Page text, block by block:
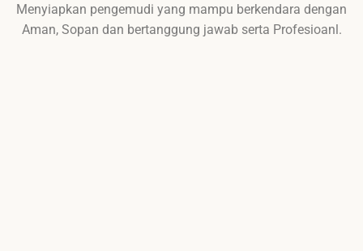
Menyiapkan pengemudi yang mampu berkendara dengan
Aman, Sopan dan bertanggung jawab serta Profesioanl.